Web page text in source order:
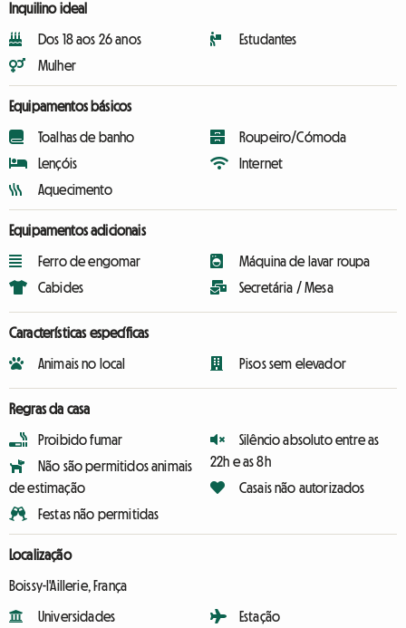
Inquilino ideal
Dos 18 aos 26 anos
Mulher
Estudantes
Equipamentos básicos
Toalhas de banho
Lençóis
Aquecimento
Roupeiro/Cómoda
Internet
Equipamentos adicionais
Ferro de engomar
Cabides
Máquina de lavar roupa
Secretária / Mesa
Características específicas
Animais no local Pisos sem elevador
Regras da casa
Proibido fumar
Não são permitidos animais
de estimação
Festas não permitidas
Silêncio absoluto entre as
22h e as 8h
Casais não autorizados
Localização
Boissy-l'Aillerie, França
Universidades Estação